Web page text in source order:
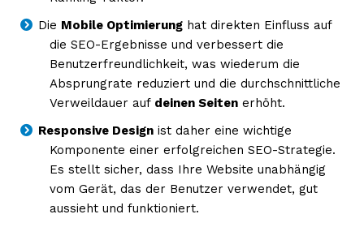
Die Mobile Optimierung hat direkten Einfluss auf
die SEO-Ergebnisse und verbessert die
Benutzerfreundlichkeit, was wiederum die
Absprungrate reduziert und die durchschnittliche
Verweildauer auf deinen Seitenerhöht.
Responsive Design ist daher eine wichtige
Komponente einer erfolgreichen SEO-Strategie.
Es stellt sicher, dass Ihre Website unabhängig
vom Gerät, das der Benutzer verwendet, gut
aussieht und funktioniert.